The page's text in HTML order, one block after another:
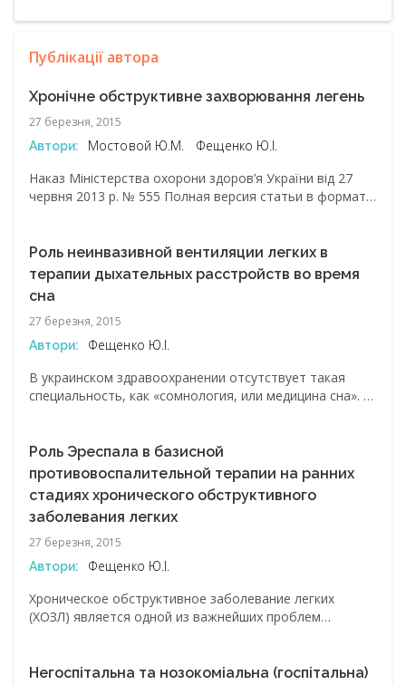
Публікації автора
Хронічне обструктивне захворювання легень
27 березня, 2015
Автори: Мостовой Ю.М.
Фещенко Ю.І.
Наказ Міністерства охорони здоров’я України від 27
червня 2013 р. № 555 Полная версия статьи в формате
Роль неинвазивной вентиляции легких в
терапии дыхательных расстройств во время
сна
27 березня, 2015
Автори:
Фещенко Ю.І.
В украинском здравоохранении отсутствует такая
специальность, как «сомнология, или медицина сна». В
специальностей, поэтому этот вид патологии лежит в
плоскости мультидисциплинарных проблем. Благодаря
созданию Украинской ассоциации сонного апноэ,
широкому обсуждению проекта Национального
консенсуса по диагностике и лечению синдрома
обструктивного апноэ/гипопноэ сна (СОАГС) на
медицинских конгрессах и конференциях,
Роль Эреспала в базисной
противовоспалительной терапии на ранних
стадиях хронического обструктивного
заболевания легких
27 березня, 2015
Автори:
Фещенко Ю.І.
Хроническое обструктивное заболевание легких
(ХОЗЛ) является одной из важнейших проблем
показателями смертности и инвалидизации больных в
Негоспітальна та нозокоміальна (госпітальна)